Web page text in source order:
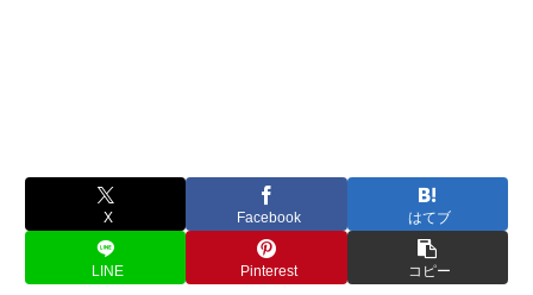
X Facebook はてブ
LINE Pinterest コピー